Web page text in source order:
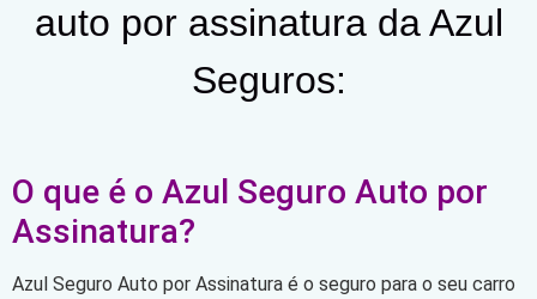
auto por assinatura da Azul
Seguros:
O que é o Azul Seguro Auto por
Assinatura?
Azul Seguro Auto por Assinatura é o seguro para o seu carro